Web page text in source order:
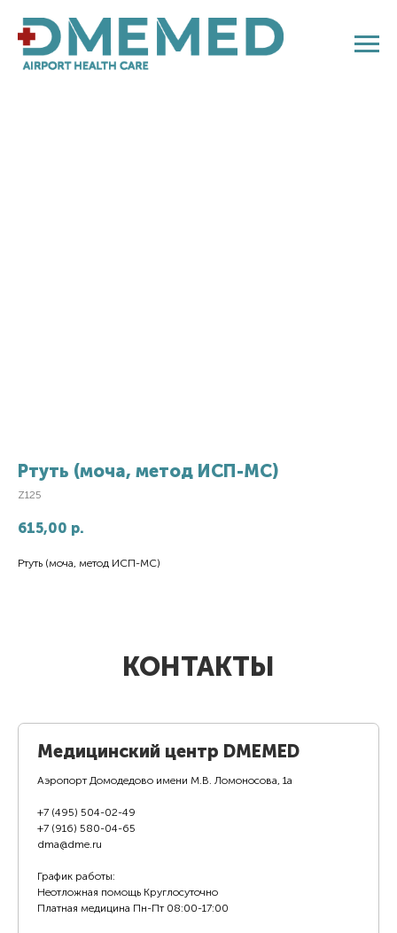
Ртуть (моча, метод ИСП-МС)
Z125
615,00 р.
Ртуть (моча, метод ИСП-МС)
КОНТАКТЫ
Медицинский центр DMEMED
Аэропорт Домодедово имени М.В. Ломоносова, 1а
+7 (495) 504-02-49
+7 (916) 580-04-65
dma@dme.ru
График работы:
Неотложная помощь Круглосуточно
Платная медицина Пн-Пт 08:00-17:00